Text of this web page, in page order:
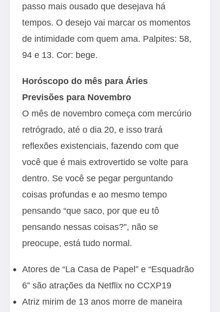
passo mais ousado que desejava há
tempos. O desejo vai marcar os momentos
de intimidade com quem ama. Palpites: 58,
94 e 13. Cor: bege.
Horóscopo do mês para Áries
Previsões para Novembro
O mês de novembro começa com mercúrio
retrógrado, até o dia 20, e isso trará
reflexões existenciais, fazendo com que
você que é mais extrovertido se volte para
dentro. Se você se pegar perguntando
coisas profundas e ao mesmo tempo
pensando “que saco, por que eu tô
pensando nessas coisas?”, não se
preocupe, está tudo normal.
Atores de “La Casa de Papel” e “Esquadrão
6” são atrações da Netflix no CCXP19
Atriz mirim de 13 anos morre de maneira